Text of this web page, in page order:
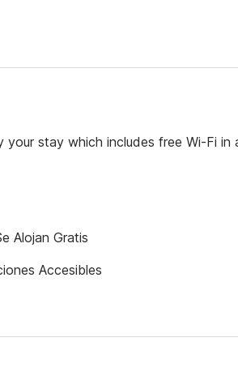
stay which includes free Wi-Fi in
Alojan Gratis
Accesibles